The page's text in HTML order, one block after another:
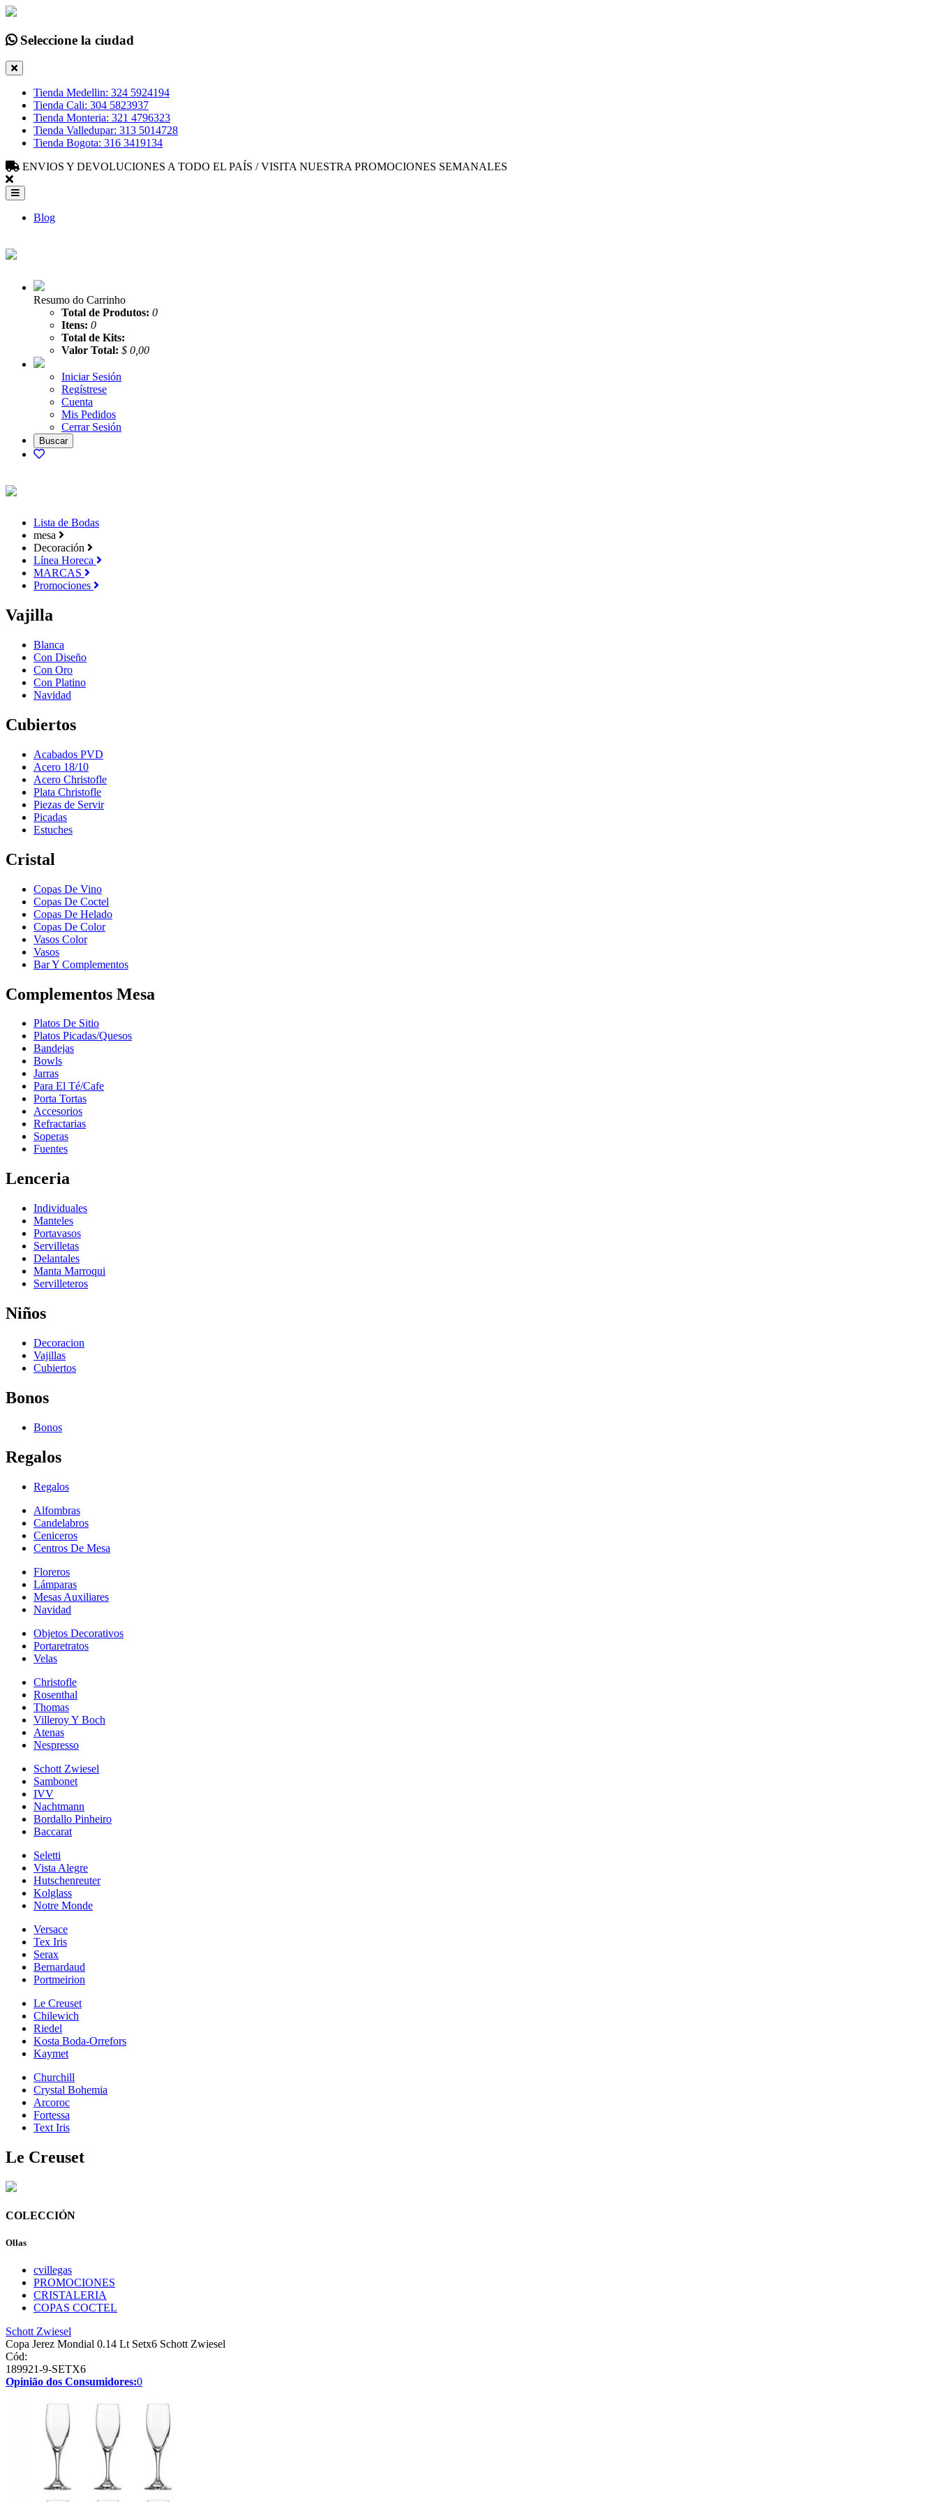
Seleccione la ciudad
Tienda Medellin: 324 5924194
Tienda Cali: 304 5823937
Tienda Monteria: 321 4796323
Tienda Valledupar: 313 5014728
Tienda Bogota: 316 3419134
ENVIOS Y DEVOLUCIONES A TODO EL PAÍS / VISITA NUESTRA PROMOCIONES SEMANALES
Blog
Resumo do Carrinho
Total de Produtos: 0
Itens: 0
Total de Kits:
Valor Total: $ 0,00
Iniciar Sesión
Regístrese
Cuenta
Mis Pedidos
Cerrar Sesión
Lista de Bodas
mesa
Decoración
Línea Horeca
MARCAS
Promociones
Vajilla
Blanca
Con Diseño
Con Oro
Con Platino
Navidad
Cubiertos
Acabados PVD
Acero 18/10
Acero Christofle
Plata Christofle
Piezas de Servir
Picadas
Estuches
Cristal
Copas De Vino
Copas De Coctel
Copas De Helado
Copas De Color
Vasos Color
Vasos
Bar Y Complementos
Complementos Mesa
Platos De Sitio
Platos Picadas/Quesos
Bandejas
Bowls
Jarras
Para El Té/Cafe
Porta Tortas
Accesorios
Refractarias
Soperas
Fuentes
Lenceria
Individuales
Manteles
Portavasos
Servilletas
Delantales
Manta Marroqui
Servilleteros
Niños
Decoracion
Vajillas
Cubiertos
Bonos
Bonos
Regalos
Regalos
Alfombras
Candelabros
Ceniceros
Centros De Mesa
Floreros
Lámparas
Mesas Auxiliares
Navidad
Objetos Decorativos
Portaretratos
Velas
Christofle
Rosenthal
Thomas
Villeroy Y Boch
Atenas
Nespresso
Schott Zwiesel
Sambonet
IVV
Nachtmann
Bordallo Pinheiro
Baccarat
Seletti
Vista Alegre
Hutschenreuter
Kolglass
Notre Monde
Versace
Tex Iris
Serax
Bernardaud
Portmeirion
Le Creuset
Chilewich
Riedel
Kosta Boda-Orrefors
Kaymet
Churchill
Crystal Bohemia
Arcoroc
Fortessa
Text Iris
Le Creuset
COLECCIÓN
Ollas
cvillegas
PROMOCIONES
CRISTALERIA
COPAS COCTEL
Schott Zwiesel
Copa Jerez Mondial 0.14 Lt Setx6 Schott Zwiesel
Cód:
189921-9-SETX6
Opinião dos Consumidores:0